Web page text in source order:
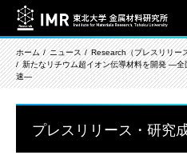
ホーム ニュース
Research（プレスリリー
新たなリチウム超イオン伝導材料を開発 ―
速―
プレスリリース・研究